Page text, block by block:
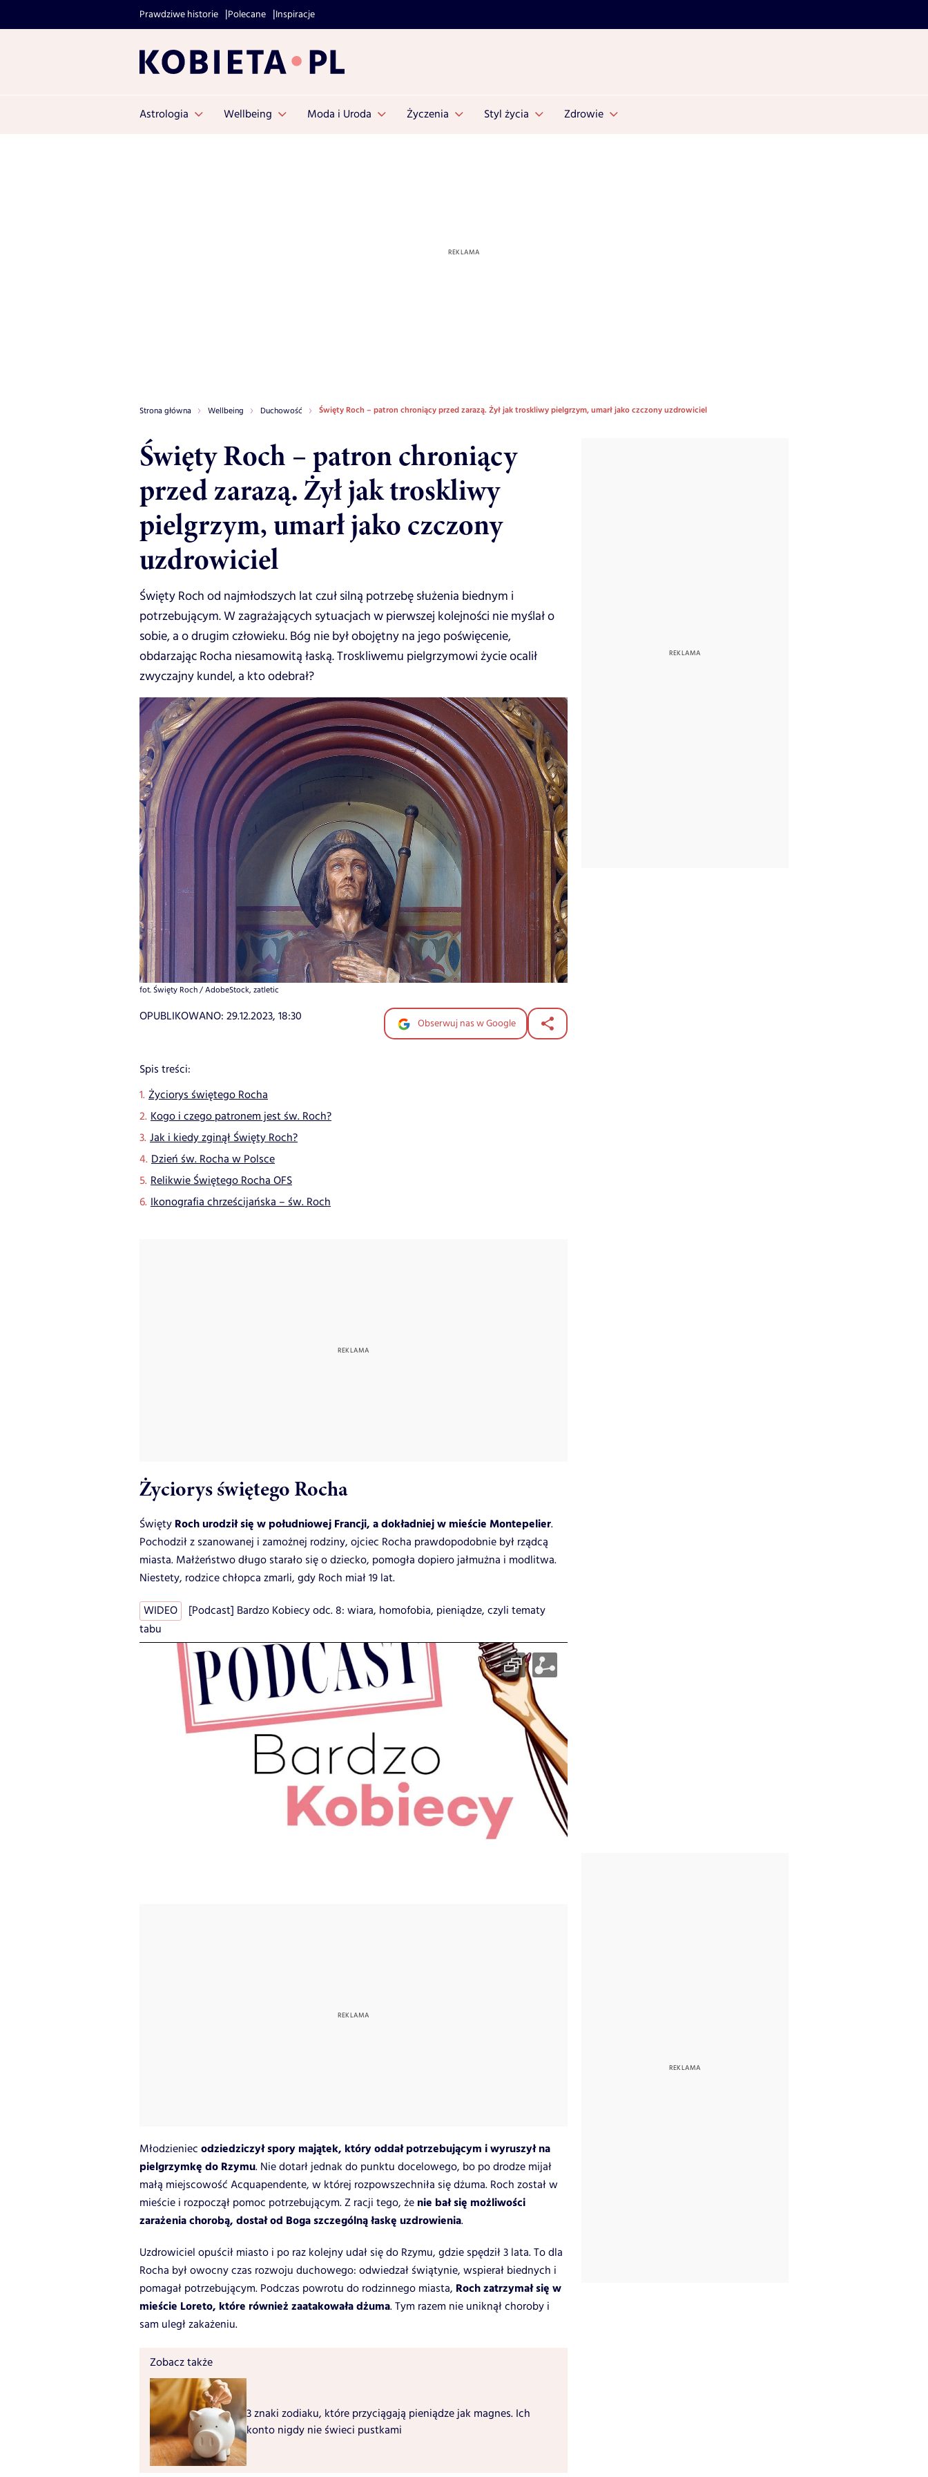
Prawdziwe historie Polecane Inspiracje
Astrologia Wellbeing Moda i Uroda Życzenia Styl życia Zdrowie
Strona główna Wellbeing Duchowość Święty Roch – patron chroniący przed zarazą. Żył jak troskliwy pielgrzym, umarł jako czczony uzdrowiciel
Święty Roch – patron chroniący
przed zarazą. Żył jak troskliwy
pielgrzym, umarł jako czczony
uzdrowiciel
Święty Roch od najmłodszych lat czuł silną potrzebę służenia biednym i
potrzebującym. W zagrażających sytuacjach w pierwszej kolejności nie myślał o
sobie, a o drugim człowieku. Bóg nie był obojętny na jego poświęcenie,
obdarzając Rocha niesamowitą łaską. Troskliwemu pielgrzymowi życie ocalił
zwyczajny kundel, a kto odebrał?
fot. Święty Roch / AdobeStock, zatletic
OPUBLIKOWANO: 29.12.2023, 18:30 Obserwuj nas w Google
Spis treści:
Życiorys świętego Rocha
Kogo i czego patronem jest św. Roch?
Jak i kiedy zginął Święty Roch?
Dzień św. Rocha w Polsce
Relikwie Świętego Rocha OFS
Ikonografia chrześcijańska – św. Roch
Życiorys świętego Rocha
Święty Roch urodził się w południowej Francji, a dokładniej w mieście Montepelier.
Pochodził z szanowanej i zamożnej rodziny, ojciec Rocha prawdopodobnie był rządcą
miasta. Małżeństwo długo starało się o dziecko, pomogła dopiero jałmużna i modlitwa.
Niestety, rodzice chłopca zmarli, gdy Roch miał 19 lat.
WIDEO
[Podcast] Bardzo Kobiecy odc. 8: wiara, homofobia, pieniądze, czyli tematy
tabu
Młodzieniec odziedziczył spory majątek, który oddał potrzebującym i wyruszył na
pielgrzymkę do Rzymu. Nie dotarł jednak do punktu docelowego, bo po drodze mijał
małą miejscowość Acquapendente, w której rozpowszechniła się dżuma. Roch został w
mieście i rozpoczął pomoc potrzebującym. Z racji tego, że nie bał się możliwości
zarażenia chorobą, dostał od Boga szczególną łaskę uzdrowienia.
Uzdrowiciel opuścił miasto i po raz kolejny udał się do Rzymu, gdzie spędził 3 lata. To dla
Rocha był owocny czas rozwoju duchowego: odwiedzał świątynie, wspierał biednych i
pomagał potrzebującym. Podczas powrotu do rodzinnego miasta, Roch zatrzymał się w
mieście Loreto, które również zaatakowała dżuma. Tym razem nie uniknął choroby i
sam uległ zakażeniu.
Zobacz także
3 znaki zodiaku, które przyciągają pieniądze jak magnes. Ich
konto nigdy nie świeci pustkami